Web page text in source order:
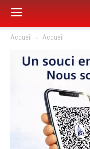
Accueil Accueil